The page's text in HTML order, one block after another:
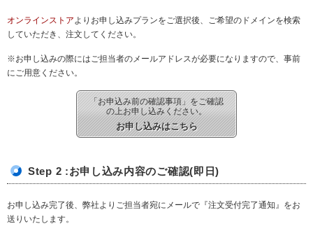
オンラインストアよりお申し込みプランをご選択後、ご希望のドメインを検索
していただき、注文してください。
※お申し込みの際にはご担当者のメールアドレスが必要になりますので、事前
にご用意ください。
「お申込み前の確認事項」をご確認
の上お申し込みください。
お申し込みはこちら
Step 2 :お申し込み内容のご確認(即日)
お申し込み完了後、弊社よりご担当者宛にメールで『注文受付完了通知』をお
送りいたします。